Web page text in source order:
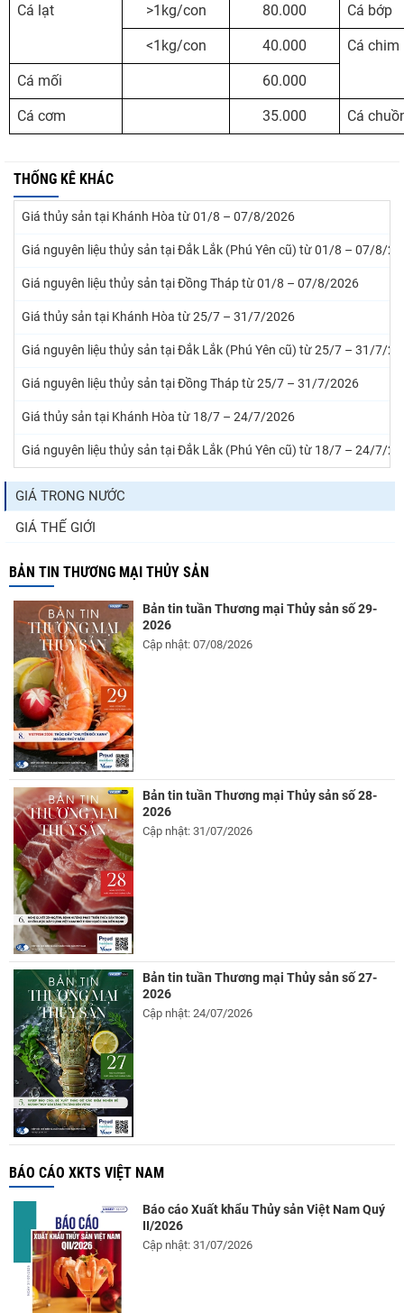
Cá lạt >1kg/con 80.000 Cá bớp
<1kg/con 40.000 Cá chim
Cá mối 60.000
Cá cơm 35.000 Cá
THỐNG KÊ KHÁC
Giá thủy sản tại Khánh Hòa từ 01/8 – 07/8/2026
Giá nguyên liệu thủy sản tại Đắk Lắk (Phú Yên cũ) từ 01/8 – 07/8/
Giá nguyên liệu thủy sản tại Đồng Tháp từ 01/8 – 07/8/2026
Giá thủy sản tại Khánh Hòa từ 25/7 – 31/7/2026
Giá nguyên liệu thủy sản tại Đắk Lắk (Phú Yên cũ) từ 25/7 – 31/7/
Giá nguyên liệu thủy sản tại Đồng Tháp từ 25/7 – 31/7/2026
Giá thủy sản tại Khánh Hòa từ 18/7 – 24/7/2026
Giá nguyên liệu thủy sản tại Đắk Lắk (Phú Yên cũ) từ 18/7 – 24/7/
GIÁ TRONG NƯỚC
GIÁ THẾ GIỚI
BẢN TIN THƯƠNG MẠI THỦY SẢN
Bản tin tuần Thương mại Thủy sản số 29-
2026
Cập nhật: 07/08/2026
Bản tin tuần Thương mại Thủy sản số 28-
2026
Cập nhật: 31/07/2026
Bản tin tuần Thương mại Thủy sản số 27-
2026
Cập nhật: 24/07/2026
BÁO CÁO XKTS VIỆT NAM
Báo cáo Xuất khẩu Thủy sản Việt Nam Quý
II/2026
Cập nhật: 31/07/2026